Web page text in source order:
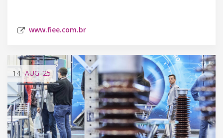
www.fiee.com.br
14 AUG '25